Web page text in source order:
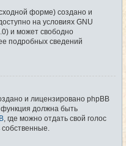
форме) создано и
на условиях GNU
и может свободно
подробных сведений
и лицензировано phpBB
функция должна быть
, где можно отдать свой голос